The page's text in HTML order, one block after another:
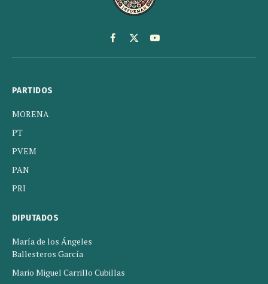
Facebook
X
(Twitter)
YouTube
PARTIDOS
MORENA
PT
PVEM
PAN
PRI
DIPUTADOS
María de los Ángeles
Ballesteros García
Mario Miguel Carrillo Cubillas